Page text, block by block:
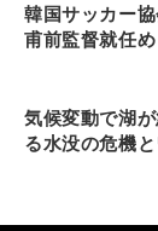
韓国サッカー
甫前監督就任
気候変動で湖
る水没の危機